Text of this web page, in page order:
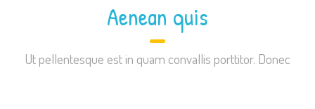
Aenean quis
Ut pellentesque est in quam convallis porttitor. Donec